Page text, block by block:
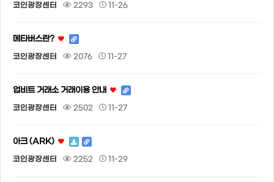
코인광장센터 2293 11-26
메타버스란?
코인광장센터 2076 11-27
업비트 거래소 거래이용 안내
코인광장센터 2502 11-27
아크 (ARK)
코인광장센터 2252 11-29